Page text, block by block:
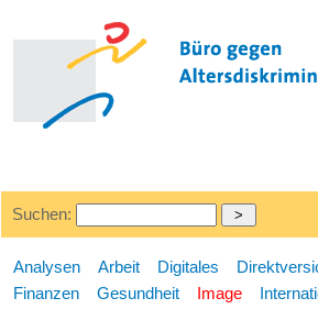
Suchen:
Analysen Arbeit Digitales
Finanzen
Gesundheit Image